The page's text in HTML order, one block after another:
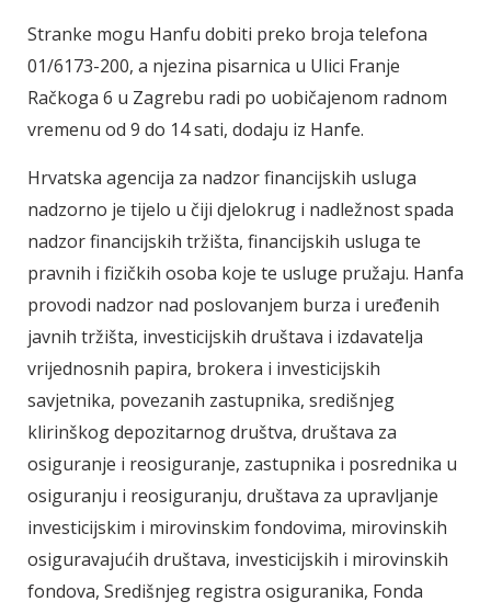
Stranke mogu Hanfu dobiti preko broja telefona
01/6173-200, a njezina pisarnica u Ulici Franje
Račkoga 6 u Zagrebu radi po uobičajenom radnom
vremenu od 9 do 14 sati, dodaju iz Hanfe.
Hrvatska agencija za nadzor financijskih usluga
nadzorno je tijelo u čiji djelokrug i nadležnost spada
nadzor financijskih tržišta, financijskih usluga te
pravnih i fizičkih osoba koje te usluge pružaju. Hanfa
provodi nadzor nad poslovanjem burza i uređenih
javnih tržišta, investicijskih društava i izdavatelja
vrijednosnih papira, brokera i investicijskih
savjetnika, povezanih zastupnika, središnjeg
klirinškog depozitarnog društva, društava za
osiguranje i reosiguranje, zastupnika i posrednika u
osiguranju i reosiguranju, društava za upravljanje
investicijskim i mirovinskim fondovima, mirovinskih
osiguravajućih društava, investicijskih i mirovinskih
fondova, Središnjeg registra osiguranika, Fonda